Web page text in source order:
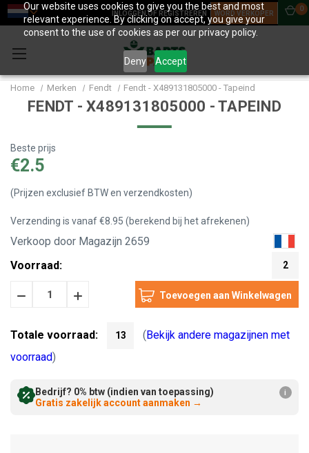
Our website uses cookies to give you the best and most
relevant experience. By clicking on accept, you give your
consent to the use of cookies as per our privacy policy.
Deny Accept
INLOGGEN OF REGISTREREN WORD VERKOPER
0
Home Merken Fendt Fendt - X489131805000 - Tapeind
FENDT - X489131805000 - TAPEIND
Beste prijs
€2.5
(Prijzen exclusief BTW en verzendkosten)
Verzending is vanaf €8.95 (berekend bij het afrekenen)
Verkoop door Magazijn 2659
Voorraad:
2
HoeveelheidHoeveelheid
Totale voorraad: 13 ( Bekijk andere magazijnen met
voorraad)
Bedrijf? 0% btw (indien van toepassing)
Gratis zakelijk account aanmaken →
i